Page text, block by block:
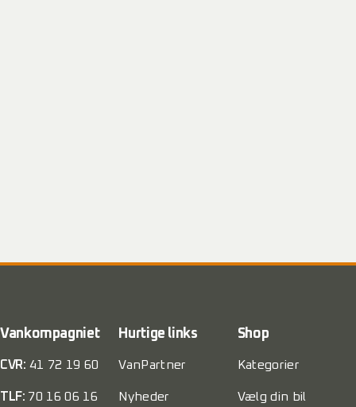
Vankompagniet
CVR: 41 72 19 60
TLF: 70 16 06 16
Hurtige links
VanPartner
Nyheder
Shop
Kategorier
Vælg din bil